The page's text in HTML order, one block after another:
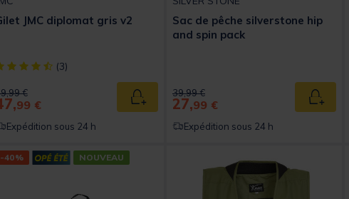
panier
JMC diplomat gris v2
Object] out of 5 Customer Rating
(3)
reduced from
€to
99 € Ajouter au panier
Expédition sous 24 h
Sac de pêche silverstone hip
and spin pack
Price reduced from
39,99 €to
27,99 €
Expédition sous 24 h
-40% NOUVEAU